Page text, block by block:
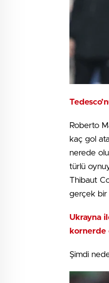
Roberto
kaç gol
nerede
türlü
Thibaut
gerçek bir
Ukrayna
kornerde
Şimdi